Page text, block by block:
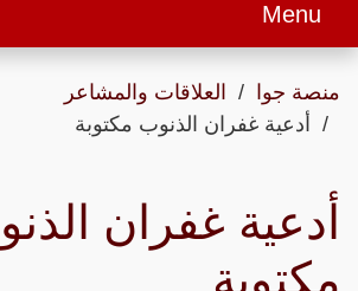
Menu
منصة جوا
العلاقات والمشاعر
أدعية غفران الذنوب مكتوبة
أدعية غفران
مكتوبة